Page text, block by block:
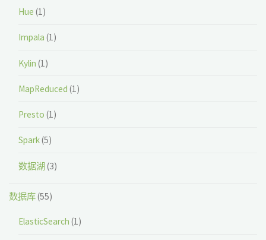
Hue (1)
Impala (1)
Kylin (1)
MapReduced (1)
Presto (1)
Spark(5)
数据湖(3)
数据库(55)
ElasticSearch (1)